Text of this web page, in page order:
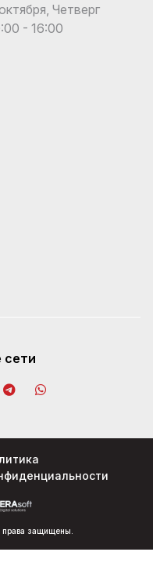
Четверг
- 16:00
сети
защищены.